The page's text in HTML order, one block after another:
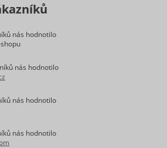
nás hodnotilo
nás hodnotilo
nás hodnotilo
nás hodnotilo